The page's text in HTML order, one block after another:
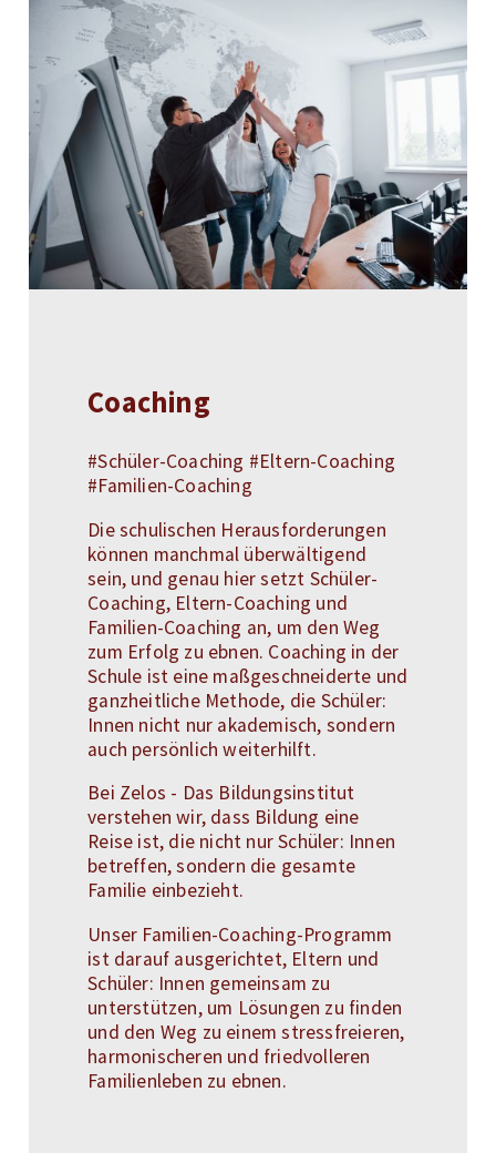
Coaching
#Schüler-Coaching #Eltern-Coaching
#Familien-Coaching
Die schulischen Herausforderungen
können manchmal überwältigend
sein, und genau hier setzt Schüler-
Coaching, Eltern-Coaching und
Familien-Coaching an, um den Weg
zum Erfolg zu ebnen. Coaching in der
Schule ist eine maßgeschneiderte und
ganzheitliche Methode, die Schüler:
Innen nicht nur akademisch, sondern
auch persönlich weiterhilft.
Bei Zelos - Das Bildungsinstitut
verstehen wir, dass Bildung eine
Reise ist, die nicht nur Schüler: Innen
betreffen, sondern die gesamte
Familie einbezieht.
Unser Familien-Coaching-Programm
ist darauf ausgerichtet, Eltern und
Schüler: Innen gemeinsam zu
unterstützen, um Lösungen zu finden
und den Weg zu einem stressfreieren,
harmonischeren und friedvolleren
Familienleben zu ebnen.